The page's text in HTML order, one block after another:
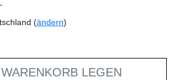
(ändern)
LEGEN